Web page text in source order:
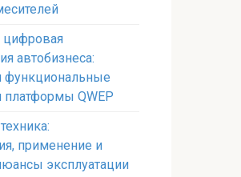
цифровая
автобизнеса:
функциональные
QWEP
применение и
эксплуатации